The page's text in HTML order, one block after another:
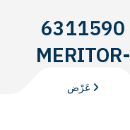
6311590
MERITOR-
ROR